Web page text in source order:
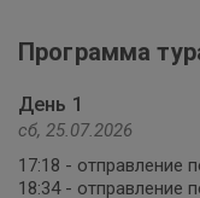
Программа
День 1
сб, 25.07.2026
17:18 - отправление
18:34 - отправление